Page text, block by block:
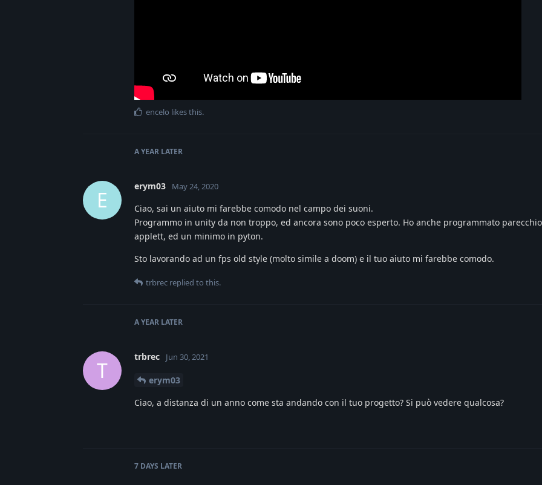
encelo likes this.
A YEAR LATER
E
erym03 May 24, 2020
Ciao, sai un aiuto mi farebbe comodo nel campo dei suoni.
Programmo in unity da non troppo, ed ancora sono poco esperto. Ho anche programmato parecchio
applett, ed un minimo in pyton.
Sto lavorando ad un fps old style (molto simile a doom) e il tuo aiuto mi farebbe comodo.
trbrec replied to this.
A YEAR LATER
T
trbrec Jun 30, 2021
erym03
Ciao, a distanza di un anno come sta andando con il tuo progetto? Si può vedere qualcosa?
7 DAYS LATER